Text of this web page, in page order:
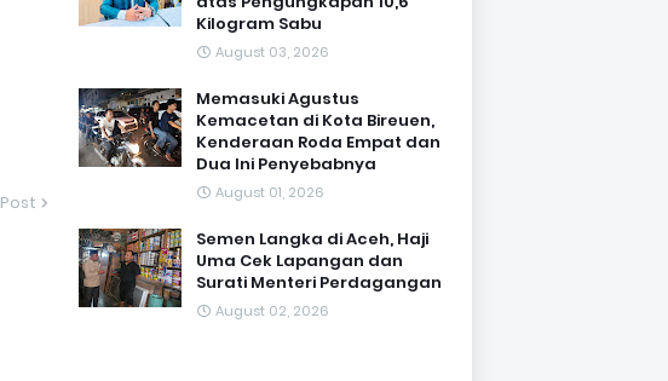
Kilogram Sabu
August 03, 2026
Memasuki Agustus
Kemacetan di Kota Bireuen,
Kenderaan Roda Empat dan
Dua Ini Penyebabnya
August 01, 2026
Semen Langka di Aceh, Haji
Uma Cek Lapangan dan
Surati Menteri Perdagangan
August 02, 2026